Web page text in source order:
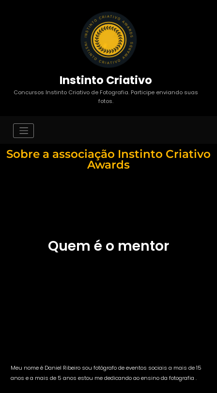
Instinto Criativo
Concursos Instinto Criativo de Fotografia. Participe enviando suas
fotos.
Sobre a associação Instinto Criativo
Awards
Quem é o mentor
Meu nome é Daniel Ribeiro sou fotógrafo de eventos sociais a mais de 15
anos e a mais de 5 anos estou me dedicando ao ensino da fotografia .